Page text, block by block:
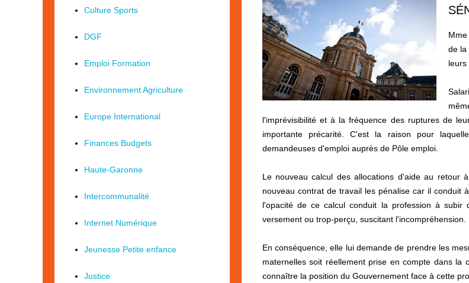
de la
leurs
l'imprévisibilité et à la fréquence des ruptures de
importante précarité. C'est la raison pour
demandeuses d'emploi auprès de Pôle emploi.
Le nouveau calcul des allocations d'aide au retour
nouveau contrat de travail les pénalise car il conduit
l'opacité de ce calcul conduit la profession à subir
versement ou trop-perçu, suscitant l'incompréhension.
En conséquence, elle lui demande de prendre les
maternelles soit réellement prise en compte dans
connaître la position du Gouvernement face à cette
Culture Sports
DGF
Emploi Formation
Environnement Agriculture
Europe International
Finances Budgets
Haute-Garonne
Intercommunalité
Internet Numérique
Jeunesse Petite enfance
Justice